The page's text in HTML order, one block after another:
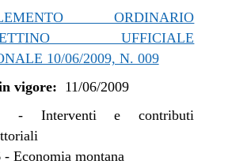
04/2018
31/12/2016
12/08/2016
10/08/2015
29/05/2015
28/02/2015
07/08/2014
ORDINARIO
UFFICIALE
10/06/2009, N. 009
vigore: 11/06/2009
- Interventi e contributi
- Economia montana